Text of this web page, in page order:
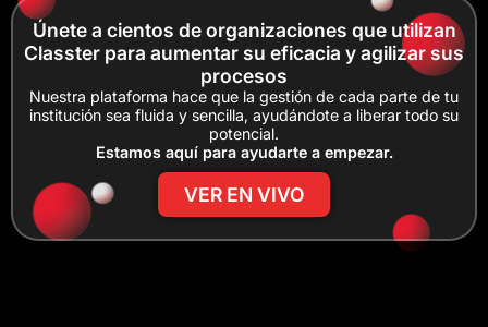
Únete a cientos de organizaciones que utilizan
Classter para aumentar su eficacia y agilizar sus
procesos
Nuestra plataforma hace que la gestión de cada parte de tu
institución sea fluida y sencilla, ayudándote a liberar todo su
potencial.
Estamos aquí para ayudarte a empezar.
VER EN VIVO